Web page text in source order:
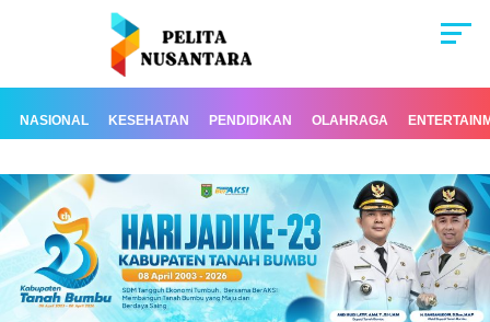
NASIONAL KESEHATAN PENDIDIKAN OLAHRAGA